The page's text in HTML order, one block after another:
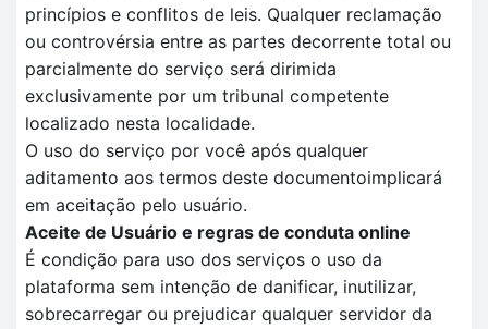
princípios e conflitos de leis. Qualquer reclamação
ou controvérsia entre as partes decorrente total ou
parcialmente do serviço será dirimida
exclusivamente por um tribunal competente
localizado nesta localidade.
O uso do serviço por você após qualquer
aditamento aos termos deste documentoimplicará
em aceitação pelo usuário.
Aceite de Usuário e regras de conduta online
É condição para uso dos serviços o uso da
plataforma sem intenção de danificar, inutilizar,
sobrecarregar ou prejudicar qualquer servidor da